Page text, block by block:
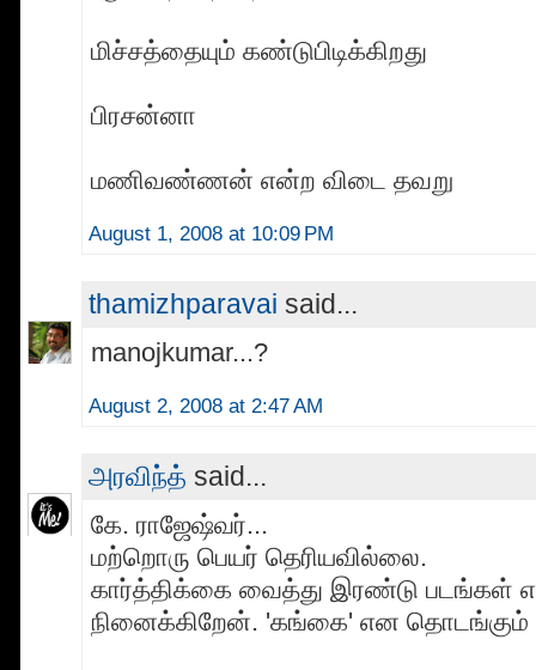
மிச்சத்தையும் கண்டுபிடிக்கிறது
பிரசன்னா
மணிவண்ணன் என்ற விடை தவறு
August 1, 2008 at 10:09 PM
thamizhparavai said...
manojkumar...?
August 2, 2008 at 2:47 AM
அரவிந்த் said...
கே. ராஜேஷ்வர்...
மற்றொரு பெயர் தெரியவில்லை.
கார்த்திக்கை வைத்து இரண்டு படங்கள்
நினைக்கிறேன். 'கங்கை' என தொடங்கும்